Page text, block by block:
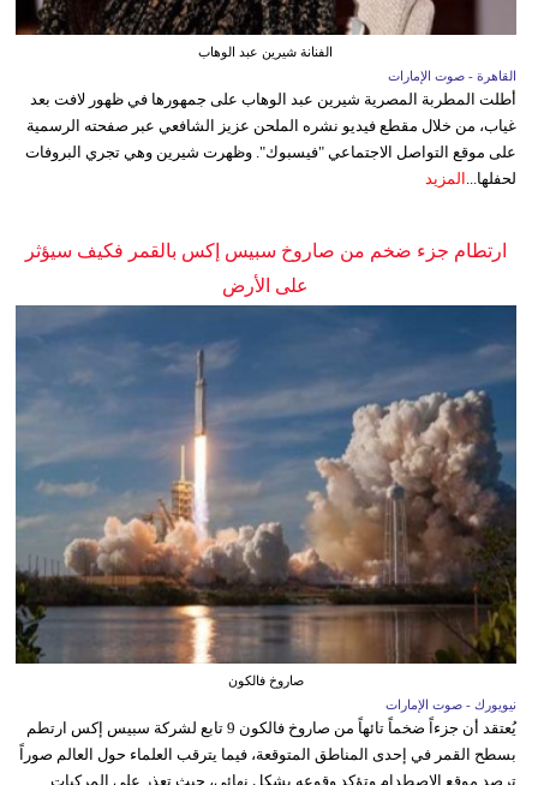
الفنانة شيرين عبد الوهاب
القاهرة - صوت الإمارات
أطلت المطربة المصرية شيرين عبد الوهاب على جمهورها في ظهور لافت بعد
غياب، من خلال مقطع فيديو نشره الملحن عزيز الشافعي عبر صفحته الرسمية
على موقع التواصل الاجتماعي "فيسبوك". وظهرت شيرين وهي تجري البروفات
لحفلها... المزيد
ارتطام جزء ضخم من صاروخ سبيس إكس بالقمر فكيف سيؤثر
على الأرض
صاروخ فالكون
نيويورك - صوت الإمارات
يُعتقد أن جزءاً ضخماً تائهاً من صاروخ فالكون 9 تابع لشركة سبيس إكس ارتطم
بسطح القمر في إحدى المناطق المتوقعة، فيما يترقب العلماء حول العالم صوراً
ترصد موقع الاصطدام وتؤكد وقوعه بشكل نهائي، حيث تعذر على المركبات